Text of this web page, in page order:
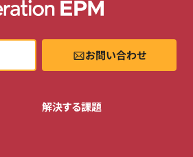
お問い合わせ
解決する課題